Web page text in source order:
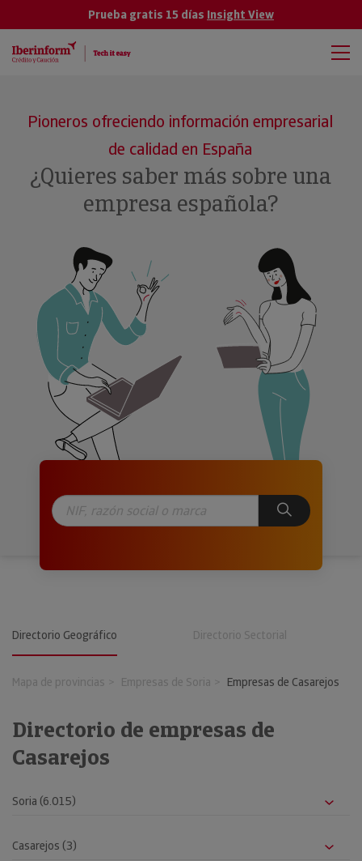
Prueba gratis 15 días Insight View
Pioneros ofreciendo información empresarial
de calidad en España
¿Quieres saber más sobre una
empresa española?
Directorio Geográfico Directorio Sectorial
Mapa de provincias Empresas de Soria Empresas de Casarejos
Directorio de empresas de
Casarejos